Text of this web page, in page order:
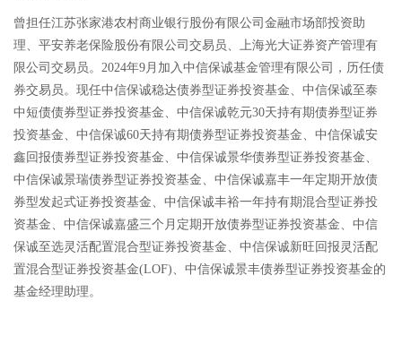
曾担任江苏张家港农村商业银行股份有限公司金融市场部投资助
理、平安养老保险股份有限公司交易员、上海光大证券资产管理有
限公司交易员。2024年9月加入中信保诚基金管理有限公司，历任债
券交易员。现任中信保诚稳达债券型证券投资基金、中信保诚至泰
中短债债券型证券投资基金、中信保诚乾元30天持有期债券型证券
投资基金、中信保诚60天持有期债券型证券投资基金、中信保诚安
鑫回报债券型证券投资基金、中信保诚景华债券型证券投资基金、
中信保诚景瑞债券型证券投资基金、中信保诚嘉丰一年定期开放债
券型发起式证券投资基金、中信保诚丰裕一年持有期混合型证券投
资基金、中信保诚嘉盛三个月定期开放债券型证券投资基金、中信
保诚至选灵活配置混合型证券投资基金、中信保诚新旺回报灵活配
置混合型证券投资基金(LOF)、中信保诚景丰债券型证券投资基金的
基金经理助理。